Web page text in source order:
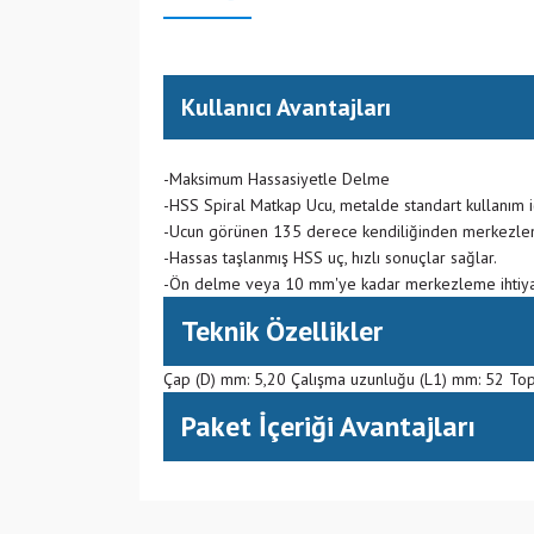
Kullanıcı Avantajları
-Maksimum Hassasiyetle Delme
-HSS Spiral Matkap Ucu, metalde standart
-Ucun görünen 135 derece kendiliğinden
-Hassas taşlanmış HSS uç, hızlı sonuçlar sağlar.
-Ön delme veya 10 mm'ye kadar merkezleme
Teknik Özellikler
Çap (D) mm: 5,20 Çalışma uzunluğu (L1) mm: 52
Paket İçeriği Avantajları